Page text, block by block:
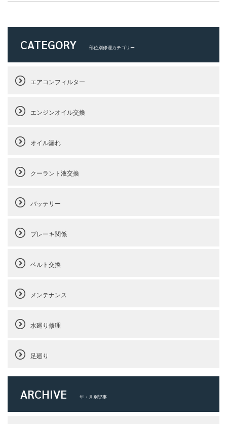
CATEGORY 部位別修理カテゴリー
エアコンフィルター
エンジンオイル交換
オイル漏れ
クーラント液交換
バッテリー
ブレーキ関係
ベルト交換
メンテナンス
水廻り修理
足廻り
ARCHIVE 年・月別記事